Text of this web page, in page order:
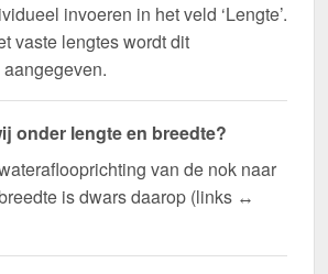
invoeren in het veld ‘Lengte’.
vaste lengtes wordt dit
onder lengte en breedte?
van de nok naar
is dwars daarop (links ↔